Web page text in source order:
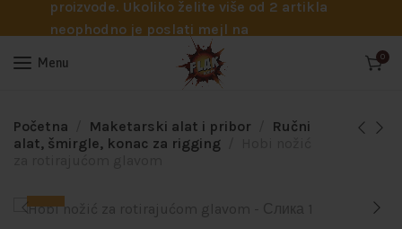
proizvode. Ukoliko želite više od 2 artikla
neophodno je poslati mejl na
info@flakhobby.com sa preciznim šiframa
proizvoda. Svakako nas možete pozvati
potrebna pomoć oko odabira.
Menu 0
Početna Maketarski alat i pribor
Ručni
alat, šmirgle, konac za rigging